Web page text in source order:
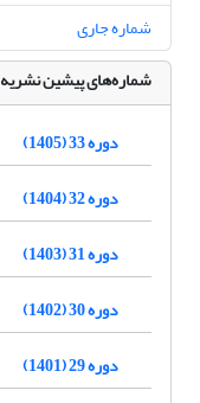
شماره جاری
شماره‌های پیشین نشریه
دوره 33 (1405)
دوره 32 (1404)
دوره 31 (1403)
دوره 30 (1402)
دوره 29 (1401)